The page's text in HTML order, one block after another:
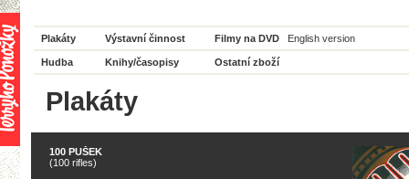
Plakáty Výstavní činnost Filmy na DVD English version
Hudba Knihy/časopisy Ostatní zboží
Plakáty
100 PUŠEK
(100 rifles)